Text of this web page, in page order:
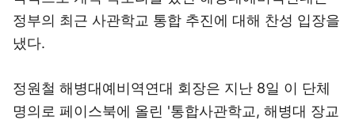
정부의 최근 사관학교 통합 추진에 대해 찬성 입장을
냈다.
정원철 해병대예비역연대 회장은 지난 8일 이 단체
명의로 페이스북에 올린 '통합사관학교, 해병대 장교